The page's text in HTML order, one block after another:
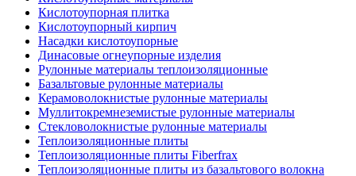
Кислотоупорная плитка
Кислотоупорный кирпич
Насадки кислотоупорные
Динасовые огнеупорные изделия
Рулонные материалы теплоизоляционные
Базальтовые рулонные материалы
Керамоволокнистые рулонные материалы
Муллитокремнеземистые рулонные материалы
Стекловолокнистые рулонные материалы
Тепло­изоляционные плиты
Теплоизоляционные плиты Fiberfrax
Теплоизоляционные плиты из базальтового волокна